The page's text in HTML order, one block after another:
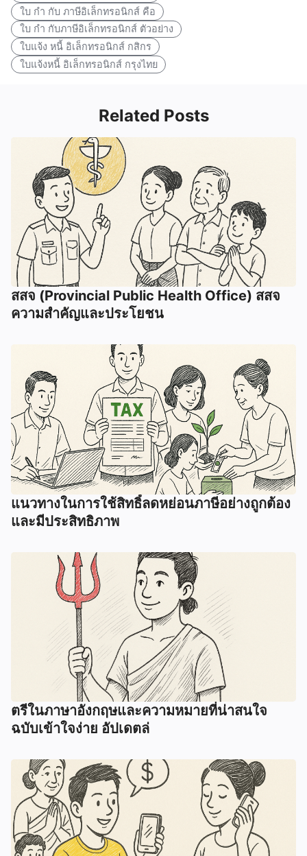
ใบ กํา กับ ภาษีอิเล็กทรอนิกส์ คือ
ใบ กํา กับภาษีอิเล็กทรอนิกส์ ตัวอย่าง
ใบแจ้ง หนี้ อิเล็กทรอนิกส์ กสิกร
ใบแจ้งหนี้ อิเล็กทรอนิกส์ กรุงไทย
Related Posts
สสจ (Provincial Public Health Office) สสจ
ความสำคัญและประโยชน
แนวทางในการใช้สิทธิ์ลดหย่อนภาษีอย่างถูกต้อง
และมีประสิทธิภาพ
ตรีในภาษาอังกฤษและความหมายที่น่าสนใจ
ฉบับเข้าใจง่าย อัปเดตล่